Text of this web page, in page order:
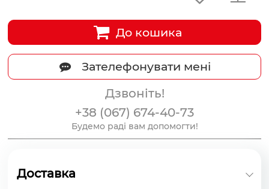
До кошика
Зателефонувати мені
Дзвоніть!
+38 (067) 674-40-73
Будемо раді вам допомогти!
Доставка